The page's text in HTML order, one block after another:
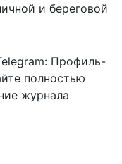
и береговой
Профиль-
полностью
журнала